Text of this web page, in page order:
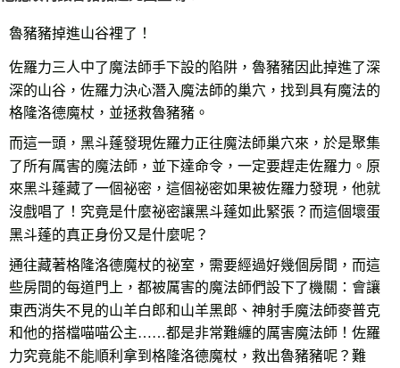
魯豬豬掉進山谷裡了！
佐羅力三人中了魔法師手下設的陷阱，魯豬豬因此掉進了深
深的山谷，佐羅力決心潛入魔法師的巢穴，找到具有魔法的
格隆洛德魔杖，並拯救魯豬豬。
而這一頭，黑斗蓬發現佐羅力正往魔法師巢穴來，於是聚集
了所有厲害的魔法師，並下達命令，一定要趕走佐羅力。原
來黑斗蓬藏了一個祕密，這個祕密如果被佐羅力發現，他就
沒戲唱了！究竟是什麼祕密讓黑斗蓬如此緊張？而這個壞蛋
黑斗蓬的真正身份又是什麼呢？
通往藏著格隆洛德魔杖的祕室，需要經過好幾個房間，而這
些房間的每道門上，都被厲害的魔法師們設下了機關：會讓
東西消失不見的山羊白郎和山羊黑郎、神射手魔法師麥普克
和他的搭檔喵喵公主……都是非常難纏的厲害魔法師！佐羅
力究竟能不能順利拿到格隆洛德魔杖，救出魯豬豬呢？難